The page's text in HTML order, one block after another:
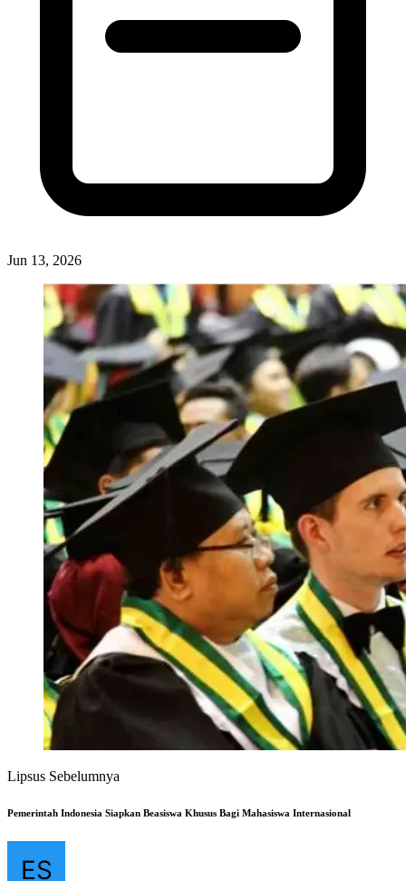
Jun 13, 2026
Lipsus Sebelumnya
Pemerintah Indonesia Siapkan Beasiswa Khusus Bagi Mahasiswa Internasional